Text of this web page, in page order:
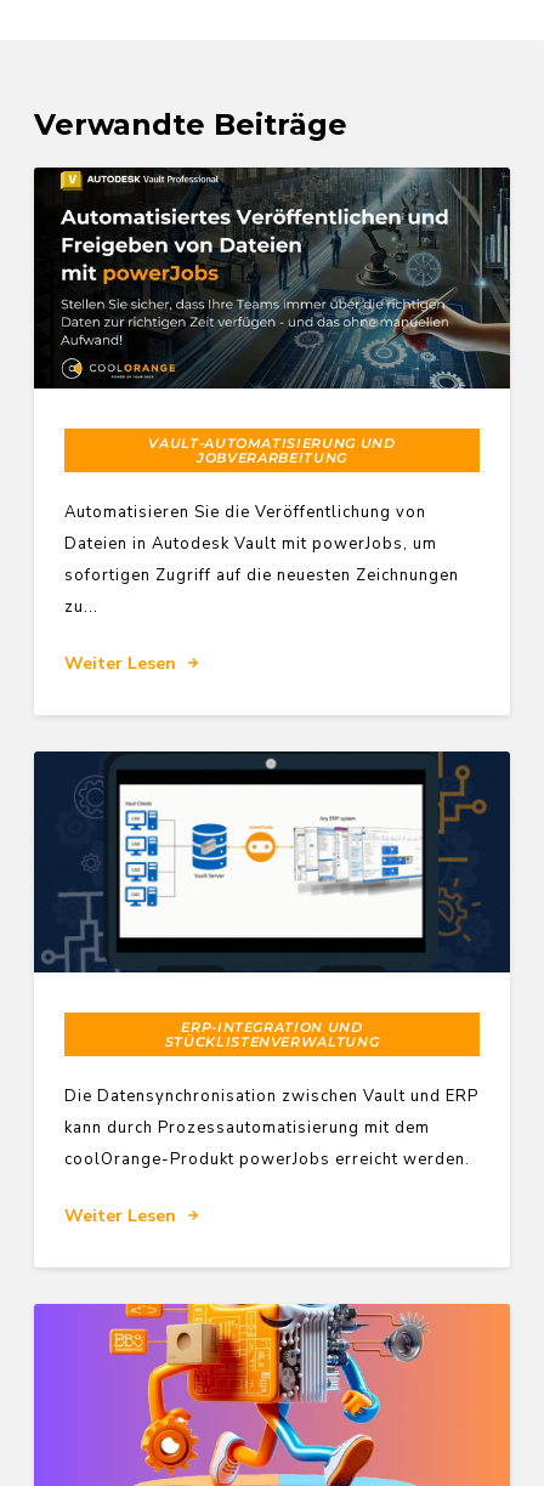
Verwandte Beiträge
VAULT-AUTOMATISIERUNG UND
JOBVERARBEITUNG
Automatisieren Sie die Veröffentlichung von
Dateien in Autodesk Vault mit powerJobs, um
sofortigen Zugriff auf die neuesten Zeichnungen
zu...
Weiter Lesen
ERP-INTEGRATION UND
STÜCKLISTENVERWALTUNG
Die Datensynchronisation zwischen Vault und ERP
kann durch Prozessautomatisierung mit dem
coolOrange-Produkt powerJobs erreicht werden.
Weiter Lesen